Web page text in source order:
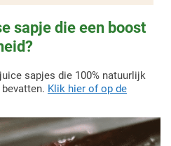
sapje die een boost
sapjes die 100% natuurlijk
Klik hier of op de